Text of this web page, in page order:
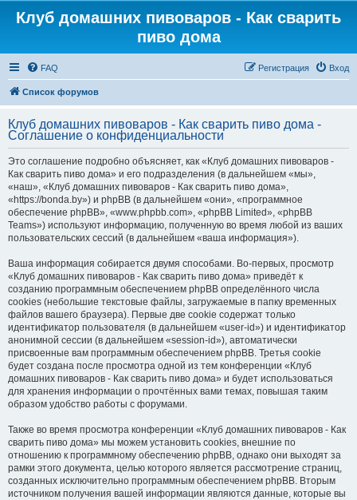
Клуб домашних пивоваров - Как cварить
пиво дома
FAQ Вход
Регистрация
Список форумов
Клуб домашних пивоваров - Как cварить пиво дома -
Соглашение о конфиденциальности
Это соглашение подробно объясняет, как «Клуб домашних пивоваров -
Как cварить пиво дома» и его подразделения (в дальнейшем «мы»,
«наш», «Клуб домашних пивоваров - Как cварить пиво дома»,
«https://bonda.by») и phpBB (в дальнейшем «они», «программное
обеспечение phpBB», «www.phpbb.com», «phpBB Limited», «phpBB
Teams») используют информацию, полученную во время любой из ваших
пользовательских сессий (в дальнейшем «ваша информация»).
Ваша информация собирается двумя способами. Во-первых, просмотр
«Клуб домашних пивоваров - Как cварить пиво дома» приведёт к
созданию программным обеспечением phpBB определённого числа
cookies (небольшие текстовые файлы, загружаемые в папку временных
файлов вашего браузера). Первые две cookie содержат только
идентификатор пользователя (в дальнейшем «user-id») и идентификатор
анонимной сессии (в дальнейшем «session-id»), автоматически
присвоенные вам программным обеспечением phpBB. Третья cookie
будет создана после просмотра одной из тем конференции «Клуб
домашних пивоваров - Как cварить пиво дома» и будет использоваться
для хранения информации о прочтённых вами темах, повышая таким
образом удобство работы с форумами.
Также во время просмотра конференции «Клуб домашних пивоваров - Как
cварить пиво дома» мы можем установить cookies, внешние по
отношению к программному обеспечению phpBB, однако они выходят за
рамки этого документа, целью которого является рассмотрение страниц,
созданных исключительно программным обеспечением phpBB. Вторым
источником получения вашей информации являются данные, которые вы